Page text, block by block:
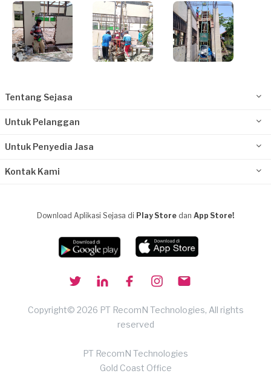
Tentang Sejasa
Untuk Pelanggan
Untuk Penyedia Jasa
Kontak Kami
Download Aplikasi Sejasa di Play Store dan App Store!
Copyright© 2026 PT RecomN Technologies, All rights
reserved
PT RecomN Technologies
Gold Coast Office